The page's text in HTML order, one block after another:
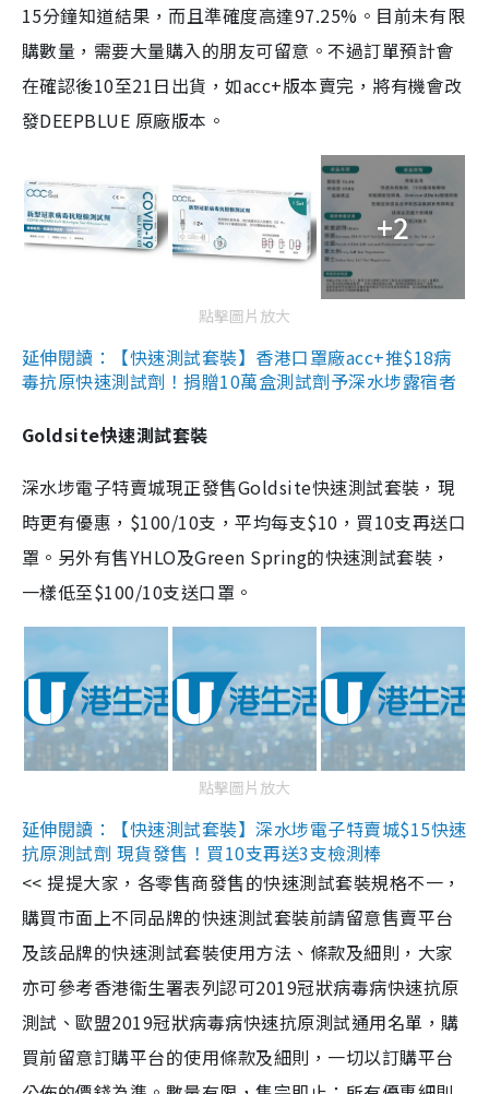
15分鐘知道結果，而且準確度高達97.25%。目前未有限
購數量，需要大量購入的朋友可留意。不過訂單預計會
在確認後10至21日出貨，如acc+版本賣完，將有機會改
發DEEPBLUE 原廠版本。
+2
點擊圖片放大
延伸閱讀：【快速測試套裝】香港口罩廠acc+推$18病
毒抗原快速測試劑！捐贈10萬盒測試劑予深水埗露宿者
Goldsite快速測試套裝
深水埗電子特賣城現正發售Goldsite快速測試套裝，現
時更有優惠，$100/10支，平均每支$10，買10支再送口
罩。另外有售YHLO及Green Spring的快速測試套裝，
一樣低至$100/10支送口罩。
點擊圖片放大
延伸閱讀：【快速測試套裝】深水埗電子特賣城$15快速
抗原測試劑 現貨發售！買10支再送3支檢測棒
<< 提提大家，各零售商發售的快速測試套裝規格不一，
購買市面上不同品牌的快速測試套裝前請留意售賣平台
及該品牌的快速測試套裝使用方法、條款及細則，大家
亦可參考香港衞生署表列認可2019冠狀病毒病快速抗原
測試、歐盟2019冠狀病毒病快速抗原測試通用名單，購
買前留意訂購平台的使用條款及細則，一切以訂購平台